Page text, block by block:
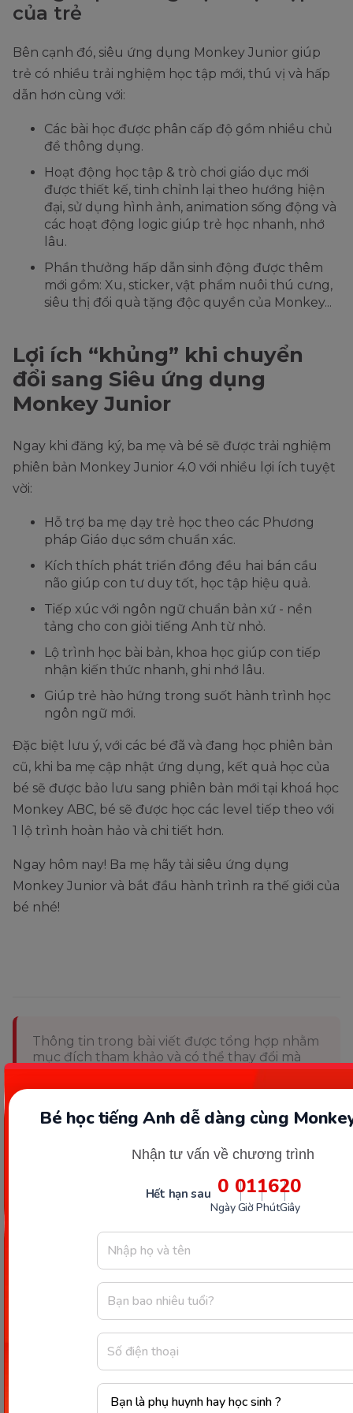
Bé học tiếng Anh dễ dàng cùng
Nhận tư vấn về chương trình
Hết hạn sau 0
Ngày
01
Giờ
16
Phút
20
Giây
của trẻ
Bên cạnh đó, siêu ứng dụng Monkey Junior giúp
trẻ có nhiều trải nghiệm học tập mới, thú vị và hấp
dẫn hơn cùng với:
Các bài học được phân cấp độ gồm nhiều chủ
đề thông dụng.
Hoạt động học tập & trò chơi giáo dục mới
được thiết kế, tinh chỉnh lại theo hướng hiện
đại, sử dụng hình ảnh, animation sống động và
các hoạt động logic giúp trẻ học nhanh, nhớ
lâu.
Phần thưởng hấp dẫn sinh động được thêm
mới gồm: Xu, sticker, vật phẩm nuôi thú cưng,
siêu thị đổi quà tặng độc quyền của Monkey...
Lợi ích “khủng” khi chuyển
đổi sang Siêu ứng dụng
Monkey Junior
Ngay khi đăng ký, ba mẹ và bé sẽ được trải nghiệm
phiên bản Monkey Junior 4.0 với nhiều lợi ích tuyệt
vời:
Hỗ trợ ba mẹ dạy trẻ học theo các Phương
pháp Giáo dục sớm chuẩn xác.
Kích thích phát triển đồng đều hai bán cầu
não giúp con tư duy tốt, học tập hiệu quả.
Tiếp xúc với ngôn ngữ chuẩn bản xứ - nền
tảng cho con giỏi tiếng Anh từ nhỏ.
Lộ trình học bài bản, khoa học giúp con tiếp
nhận kiến thức nhanh, ghi nhớ lâu.
Giúp trẻ hào hứng trong suốt hành trình học
ngôn ngữ mới.
Đặc biệt lưu ý, với các bé đã và đang học phiên bản
cũ, khi ba mẹ cập nhật ứng dụng, kết quả học của
bé sẽ được bảo lưu sang phiên bản mới tại khoá học
Monkey ABC, bé sẽ được học các level tiếp theo với
1 lộ trình hoàn hảo và chi tiết hơn.
Ngay hôm nay! Ba mẹ hãy tải siêu ứng dụng
Monkey Junior và bắt đầu hành trình ra thế giới của
bé nhé!
Thông tin trong bài viết được tổng hợp nhằm
mục đích tham khảo và có thể thay đổi mà
không cần báo trước. Quý khách vui lòng
kiểm tra lại qua các kênh chính thức hoặc liên
tình hình thực tế.